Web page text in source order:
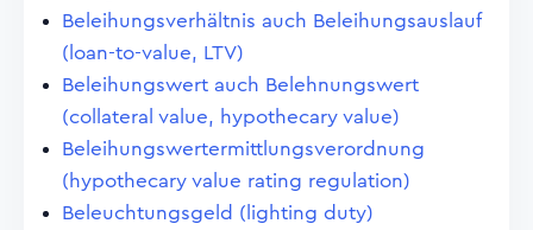
Beleihungsverhältnis auch Beleihungsauslauf
(loan-to-value, LTV)
Beleihungswert auch Belehnungswert
(collateral value, hypothecary value)
Beleihungswertermittlungsverordnung
(hypothecary value rating regulation)
Beleuchtungsgeld (lighting duty)